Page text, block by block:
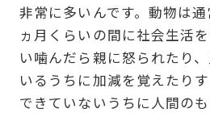
非常に多いんです。動物は
ヵ月くらいの間に社会生活
い噛んだら親に怒られたり
いるうちに加減を覚えたり
できていないうちに人間の